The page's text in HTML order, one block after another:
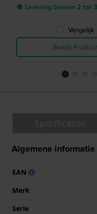
● Levering binnen 2 tot
Vergelijk
Bekijk
Algemene informatie
EAN
Merk
Serie